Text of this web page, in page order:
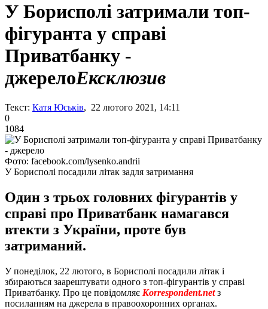
У Борисполі затримали топ-
фігуранта у справі
Приватбанку -
джерелоЕксклюзив
Текст: Катя Юськів, 22 лютого 2021, 14:11
0
1084
Фото: facebook.com/lysenko.andrii
У Борисполі посадили літак задля затримання
Один з трьох головних фігурантів у
справі про Приватбанк намагався
втекти з України, проте був
затриманий.
У понеділок, 22 лютого, в Борисполі посадили літак і
збираються заарештувати одного з топ-фігурантів у справі
Приватбанку. Про це повідомляє Кorrespondent.netз
посиланням на джерела в правоохоронних органах.